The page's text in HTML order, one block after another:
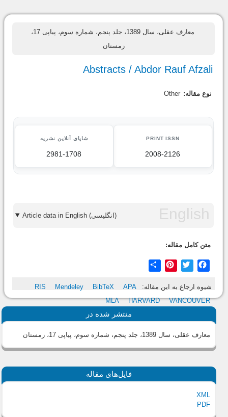
معارف عقلی، سال 1389، جلد پنجم، شماره سوم، پیاپی 17،
زمستان
Abstracts / Abdor Rauf Afzali
نوع مقاله: Other
PRINT ISSN
2008-2126
شاپای آنلاین نشریه
2981-1708
Article data in English (انگلیسی)
متن کامل مقاله:
Facebook
Twitter
Pinterest
شیوه ارجاع به این مقاله: RIS Mendeley BibTeX
APA
MLA
HARVARD VANCOUVER
منتشر شده در
معارف عقلی، سال 1389، جلد پنجم، شماره سوم، پیاپی 17، زمستان
فایل‌های مقاله
XML
PDF